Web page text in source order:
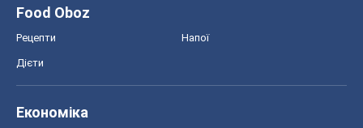
Food Oboz
Рецепти Напої
Дієти
Економіка